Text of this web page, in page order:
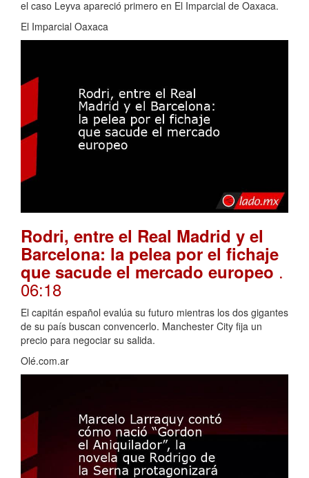
el caso Leyva apareció primero en El Imparcial de Oaxaca.
El Imparcial Oaxaca
Rodri, entre el Real Madrid y el
Barcelona: la pelea por el fichaje
que sacude el mercado europeo .
06:18
El capitán español evalúa su futuro mientras los dos gigantes
de su país buscan convencerlo. Manchester City fija un
precio para negociar su salida.
Olé.com.ar